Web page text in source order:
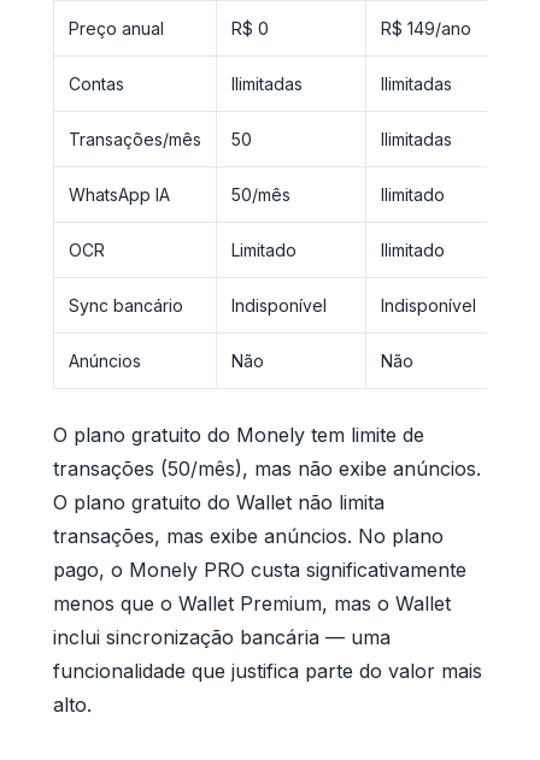
Preço anual R$ 0 R$ 149/ano
Contas Ilimitadas Ilimitadas
Transações/mês 50 Ilimitadas
WhatsApp IA 50/mês Ilimitado
OCR Limitado Ilimitado
Sync bancário Indisponível Indisponível
Anúncios Não Não
O plano gratuito do Monely tem limite de
transações (50/mês), mas não exibe anúncios.
O plano gratuito do Wallet não limita
transações, mas exibe anúncios. No plano
pago, o Monely PRO custa significativamente
menos que o Wallet Premium, mas o Wallet
inclui sincronização bancária — uma
funcionalidade que justifica parte do valor mais
alto.